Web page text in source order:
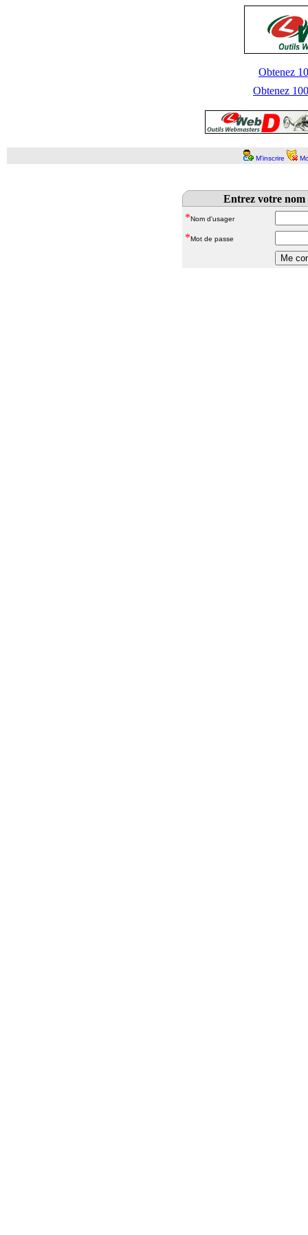
Obtenez
Obtenez
M'inscrire
Entrez votre nom
*Nom d'usager
*Mot de passe